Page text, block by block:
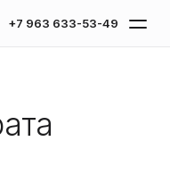
+7 963 633-53-49